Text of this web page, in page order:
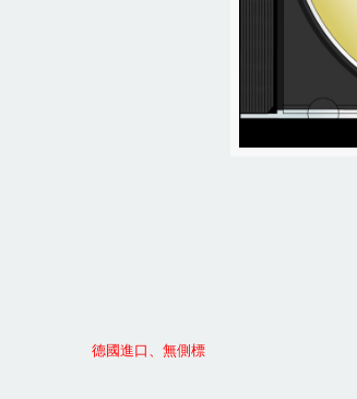
德國進口、無側標